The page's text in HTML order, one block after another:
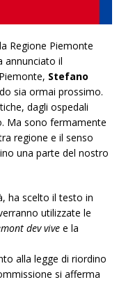
Regione Piemonte
annunciato il
Stefano
sia ormai prossimo.
dagli ospedali
Ma sono fermamente
regione e il senso
una parte del nostro
ha scelto il testo in
utilizzate le
dev vive e la
alla legge di riordino
si afferma